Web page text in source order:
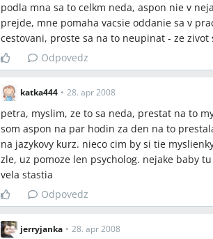
snaženia.
Q:Kedy je vhodné začať s asistovanou
Viaceré ženy v diskusii uviedli skúsenosti
IVF/ICSI; rozhodnutie zväčša prichádza po
Q:Môže psychológ alebo kineziológ pomôcť
A:V diskusii niekoľko žien spomenulo, že im
kineziologické sedenia a akupresúru ako
Q:Aké testy mužov sú spomínané pri
A:Používaný test spomenutý v diskusii je
prešetrenie), pričom jeden pár spomínal
ďalších krokov.
Q:Kde hľadať alternatívnu pomoc podľa
podla mna sa to celkm neda, aspon nie v
prejde, mne pomaha vacsie oddanie sa v
cestovani, proste sa na to neupinat - ze
Odpovedz
katka444 • 28. apr 2008
petra, myslim, ze to sa neda, prestat na to
som aspon na par hodin za den na to
na jazykovy kurz. nieco cim by si tie
zle, uz pomoze len psycholog. nejake baby
vela stastia
Odpovedz
jerryjanka • 28. apr 2008